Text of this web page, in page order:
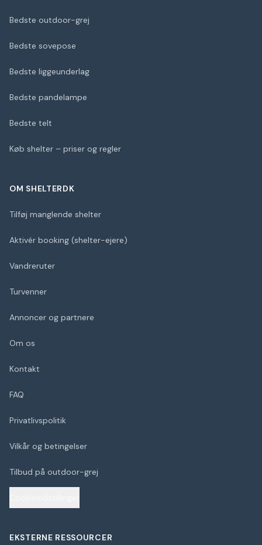
Bedste outdoor-grej
Bedste sovepose
Bedste liggeunderlag
Bedste pandelampe
Bedste telt
Køb shelter – priser og regler
OM SHELTERDK
Tilføj manglende shelter
Aktivér booking (shelter-ejere)
Vandreruter
Turvenner
Annoncer og partnere
Om os
Kontakt
FAQ
Privatlivspolitik
Vilkår og betingelser
Tilbud på outdoor-grej
EKSTERNE RESSOURCER